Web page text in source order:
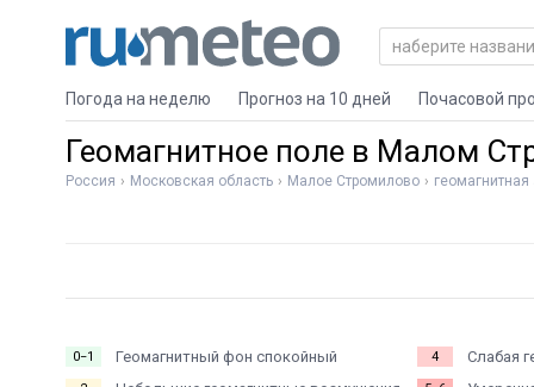
Погода на неделю Прогноз на 10 дней Почасовой
Геомагнитное поле в Малом
Россия Московская область Малое Стромилово геомагнитная
0−1 Геомагнитный фон спокойный 4 Слабая